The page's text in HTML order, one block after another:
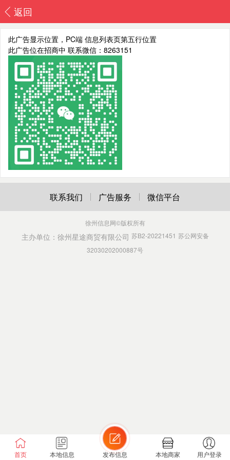
返回
此广告显示位置，PC端 信息列表页第五行位置
此广告位在招商中 联系微信：8263151
首页 本地信息 发布信息 本地商家 用户登录
联系我们 广告服务 微信平台
徐州信息网©版权所有
主办单位：徐州星途商贸有限公司 苏B2-20221451 苏公网安备
32030202000887号